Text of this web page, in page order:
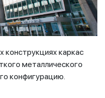
конструкциях каркас
металлического
конфигурацию.